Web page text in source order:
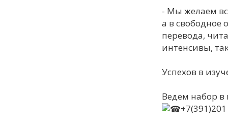
- Мы желаем
а в свободное
перевода,
интенсивы,
Успехов в
Ведем набор в